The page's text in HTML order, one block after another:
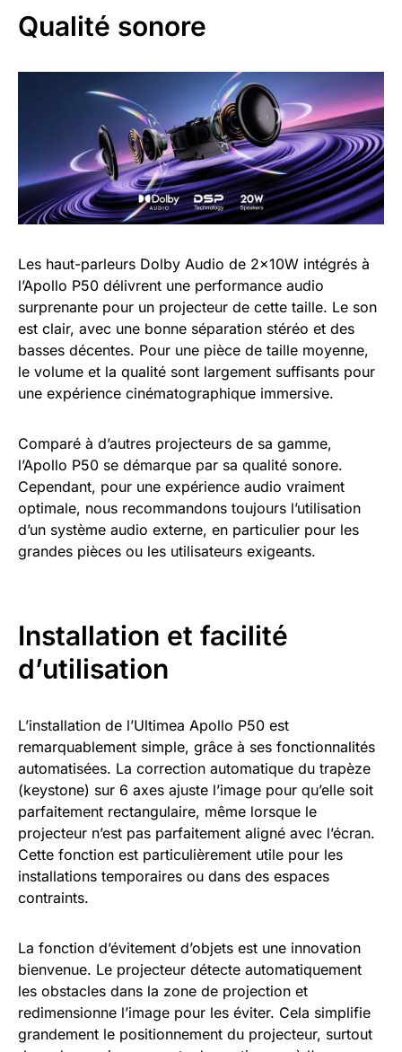
Qualité sonore
Les haut-parleurs Dolby Audio de 2x10W intégrés à
l’Apollo P50 délivrent une performance audio
surprenante pour un projecteur de cette taille. Le son
est clair, avec une bonne séparation stéréo et des
basses décentes. Pour une pièce de taille moyenne,
le volume et la qualité sont largement suffisants pour
une expérience cinématographique immersive.
Comparé à d’autres projecteurs de sa gamme,
l’Apollo P50 se démarque par sa qualité sonore.
Cependant, pour une expérience audio vraiment
optimale, nous recommandons toujours l’utilisation
d’un système audio externe, en particulier pour les
grandes pièces ou les utilisateurs exigeants.
Installation et facilité
d’utilisation
L’installation de l’Ultimea Apollo P50 est
remarquablement simple, grâce à ses fonctionnalités
automatisées. La correction automatique du trapèze
(keystone) sur 6 axes ajuste l’image pour qu’elle soit
parfaitement rectangulaire, même lorsque le
projecteur n’est pas parfaitement aligné avec l’écran.
Cette fonction est particulièrement utile pour les
installations temporaires ou dans des espaces
contraints.
La fonction d’évitement d’objets est une innovation
bienvenue. Le projecteur détecte automatiquement
les obstacles dans la zone de projection et
redimensionne l’image pour les éviter. Cela simplifie
grandement le positionnement du projecteur, surtout